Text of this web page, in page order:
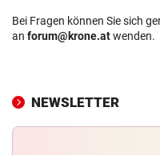
Bei Fragen können Sie sich
an forum@krone.atwenden.
NEWSLETTER